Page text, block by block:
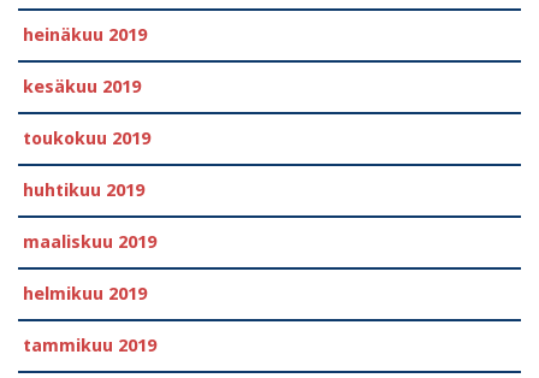
heinäkuu 2019
kesäkuu 2019
toukokuu 2019
huhtikuu 2019
maaliskuu 2019
helmikuu 2019
tammikuu 2019